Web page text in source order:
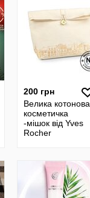
200 грн
Велика котонова
косметичка
-мішок від Yves
Rocher